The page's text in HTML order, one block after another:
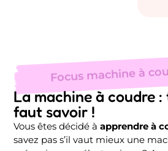
Focus machine à
La machine à coudre
faut savoir !
Vous êtes décidé àapprendre à
savez pas s’il vaut mieux une